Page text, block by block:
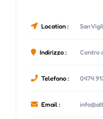
Location : San
Indirizzo : Centro
Telefono : 0474
Email :